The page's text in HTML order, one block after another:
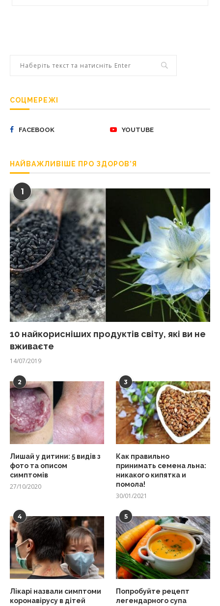
СОЦМЕРЕЖІ
FACEBOOK YOUTUBE
НАЙВАЖЛИВІШЕ ПРО ЗДОРОВ’Я
1
10 найкорисніших продуктів світу, які ви не
вживаєте
14/07/2019
2
Лишай у дитини: 5 видів з
фото та описом
симптомів
27/10/2020
3
Как правильно
принимать семена льна:
никакого кипятка и
помола!
30/01/2021
4
Лікарі назвали симптоми
коронавірусу в дітей
5
Попробуйте рецепт
легендарного супа